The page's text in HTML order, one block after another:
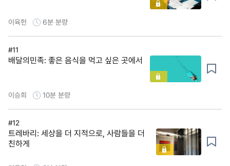
이육헌 6분 분량
#11
배달의민족: 좋은 음식을 먹고 싶은 곳에서
이승희 10분 분량
#12
트레바리: 세상을 더 지적으로, 사람들을 더
친하게